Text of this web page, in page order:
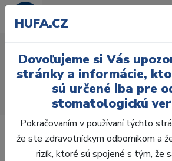
D39, C4
Zuby
AcryRock
AcryRock 1x28 S32-I42-D39, C4
HUFA.CZ
Dovoľujeme si Vás
stránky a informácie,
sú určené iba pre
stomatologickú
Pokračovaním v používaní týchto
že ste zdravotníckym odborníkom a
rizík, ktoré sú spojené s tým, že